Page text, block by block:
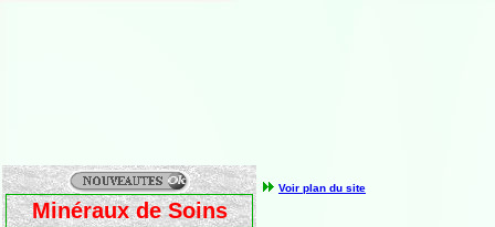
Minéraux de Soins
Voir plan du site